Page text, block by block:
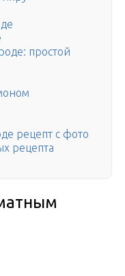
простой
рецепт с фото
рецепта